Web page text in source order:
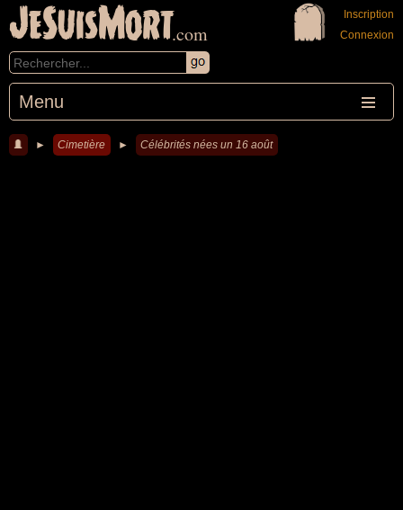
JeSuisMort.com
Menu
Inscription
Connexion
► Cimetière ► Célébrités nées un 16 août